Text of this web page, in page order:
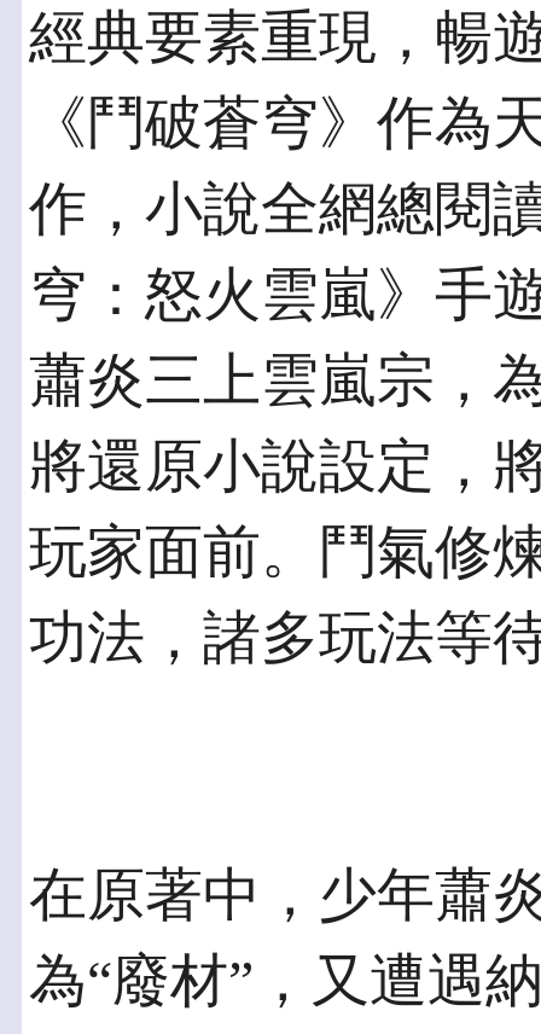
經典要素重現，暢
《鬥破蒼穹》作為
作，小說全網總閱
穹：怒火雲嵐》手
蕭炎三上雲嵐宗，
將還原小說設定，
玩家面前。鬥氣修
功法，諸多玩法等
在原著中，少年蕭
為“廢材”，又遭遇